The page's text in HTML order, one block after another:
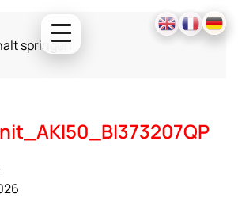
springen